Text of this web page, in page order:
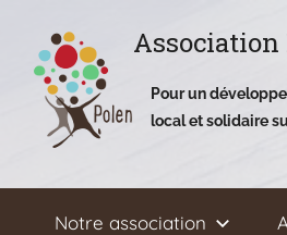
contenu
Association
Pour un
local et solidaire
Notre association